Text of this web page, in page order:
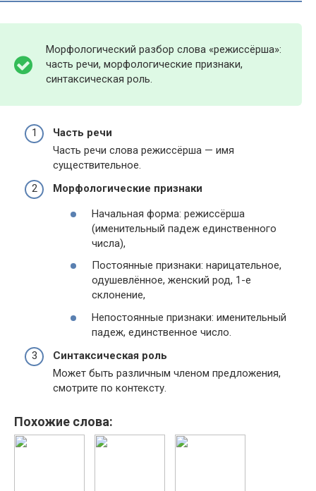
Морфологический разбор слова «режиссёрша»:
часть речи, морфологические признаки,
синтаксическая роль.
Часть речи
Часть речи слова режиссёрша — имя
существительное.
Морфологические признаки
Начальная форма: режиссёрша
(именительный падеж единственного
числа),
Постоянные признаки: нарицательное,
одушевлённое, женский род, 1-е
склонение,
Непостоянные признаки: именительный
падеж, единственное число.
Синтаксическая роль
Может быть различным членом предложения,
смотрите по контексту.
Похожие слова: